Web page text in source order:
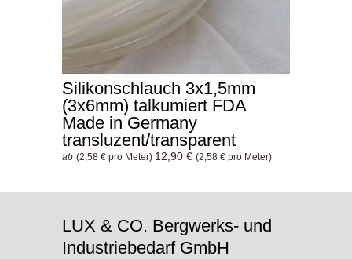
Silikonschlauch 3x1,5mm
(3x6mm) talkumiert FDA
Made in Germany
transluzent/transparent
ab (2,58 € pro Meter) 12,90 € (2,58 € pro Meter)
LUX & CO. Bergwerks- und
Industriebedarf GmbH